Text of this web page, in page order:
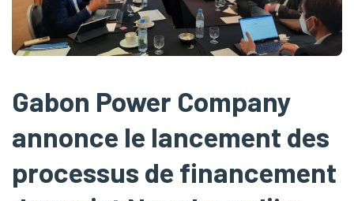
Gabon Power Company
annonce le lancement des
processus de financement